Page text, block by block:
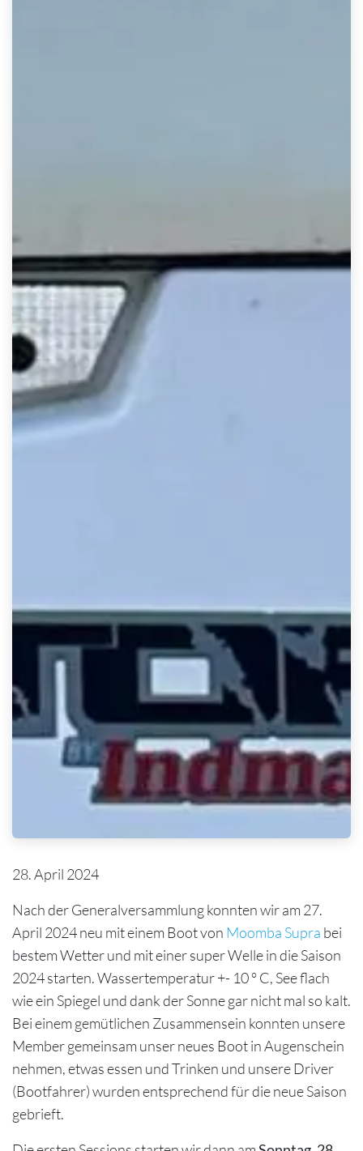
28. April 2024
Nach der Generalversammlung konnten wir am 27.
April 2024 neu mit einem Boot von Moomba Supra bei
bestem Wetter und mit einer super Welle in die Saison
2024 starten. Wassertemperatur +- 10 ° C, See flach
wie ein Spiegel und dank der Sonne gar nicht mal so kalt.
Bei einem gemütlichen Zusammensein konnten unsere
Member gemeinsam unser neues Boot in Augenschein
nehmen, etwas essen und Trinken und unsere Driver
(Bootfahrer) wurden entsprechend für die neue Saison
gebrieft.